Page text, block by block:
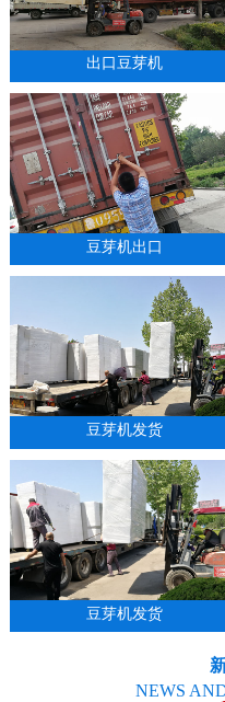
出口豆芽机
豆芽机出口
豆芽机发货
豆芽机发货
NEWS